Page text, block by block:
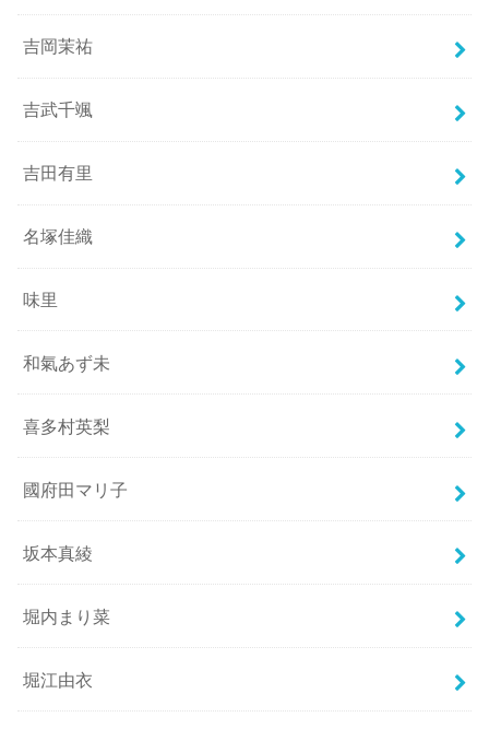
吉岡茉祐
吉武千颯
吉田有里
名塚佳織
味里
和氣あず未
喜多村英梨
國府田マリ子
坂本真綾
堀内まり菜
堀江由衣